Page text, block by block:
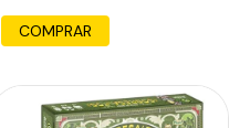
COMPRAR